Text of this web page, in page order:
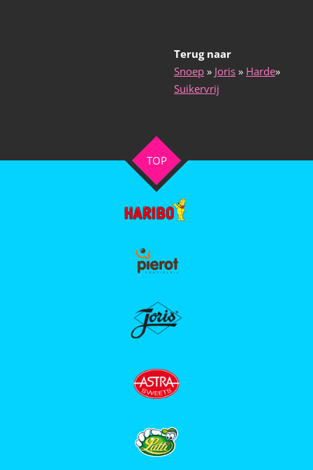
Terug naar
Snoep » Joris » Harde»
Suikervrij
TOP